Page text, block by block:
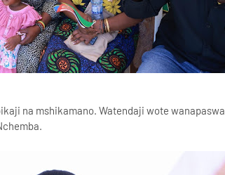
na mshikamano. Watendaji wote wanapaswa